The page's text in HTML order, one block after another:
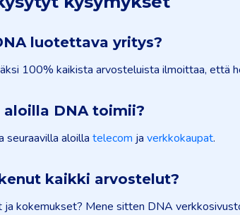
luotettava yritys?
100% kaikista arvosteluista ilmoittaa, että
aloilla DNA toimii?
seuraavilla aloilla telecom ja verkkokaupat.
kaikki arvostelut?
kokemukset? Mene sitten DNA